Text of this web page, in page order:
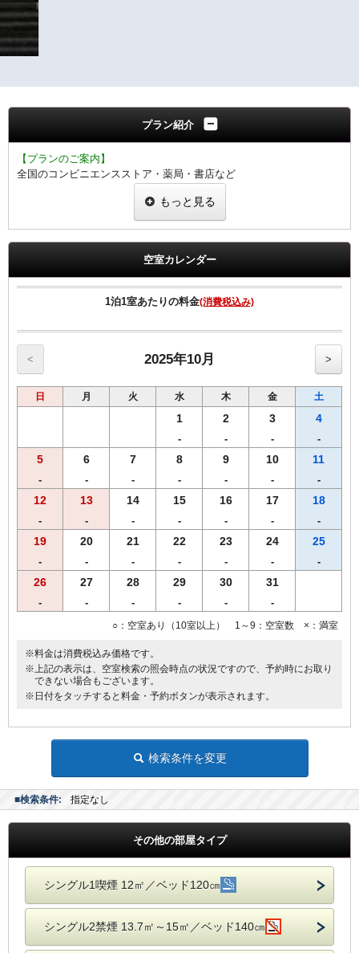
プラン紹介
【プランのご案内】
全国のコンビニエンスストア・薬局・書店など
チェックインの際にお渡し致します。
1泊1室につき1000円分のお渡しとなります。
【客室のご案内】
・Wi-Fi、有線LAN接続無料
・全室に加湿機能付空気清浄機、消臭除菌スプレー完備
【館内サービス】
・アメニティーコーナー（1F)
歯ブラシ、かみそり、ヘアーブラシ、
スキンケア一式（DHC）、コーヒー、紅茶、緑茶
・コインランドリー（有料2台／2F)
・電子レンジ（2F)
・ズボンプレッサー（各フロアー）
歯ブラシ、かみそりは、プラスチックごみ削減のため、お部屋に常備
しておりません。歯ブラシ、かみそりをお持ちのお客様には、スタン
もっと見る
空室カレンダー
1泊1室あたりの料金(消費税込み)
< 2025年10月 >
日 月 火 水 木 金 土
1
-
2
-
3
-
4
-
5
-
6
-
7
-
8
-
9
-
10
-
11
-
12
-
13
-
14
-
15
-
16
-
17
-
18
-
19
-
20
-
21
-
22
-
23
-
24
-
25
-
26
-
27
-
28
-
29
-
30
-
31
-
○：空室あり（10室以上） 1～9：空室数 ×：満室
※料金は消費税込み価格です。
※上記の表示は、空室検索の照会時点の状況ですので、予約時にお取り
できない場合もございます。
※日付をタッチすると料金・予約ボタンが表示されます。
検索条件を変更
■検索条件: 指定なし
その他の部屋タイプ
シングル1喫煙 12㎡／ベッド120㎝
シングル2禁煙 13.7㎡～15㎡／ベッド140㎝